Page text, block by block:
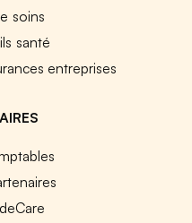
soins
santé
entreprises